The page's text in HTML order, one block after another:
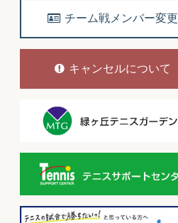
チーム戦メンバー変更
キャンセルについて